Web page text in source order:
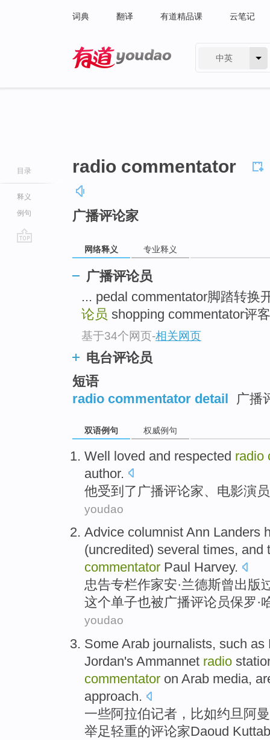
词典 翻译 有道精品课 云笔记
中英
目录
释义
例句
radio commentator
广播评论家
网络释义 专业释义
广播评论员
... pedal commentator脚踏转换
论员 shopping commentator评
基于34个网页-相关网页
电台评论员
短语
radio commentator detail
广播
双语例句 权威例句
Well loved and respected radio
author.
他受到了 广播评论家、 电影演员
youdao
Advice columnist Ann Landers
(uncredited) several times, and
commentator Paul Harvey.
忠告专栏作家安·兰德斯曾出版
这个单子也被广播评论员保罗·
youdao
Some Arab journalists, such as
Jordan's Ammannet radio
commentator on Arab media,
approach.
一些阿拉伯记者 ， 比如约旦阿
举足轻重的评论家Daoud Kuttab